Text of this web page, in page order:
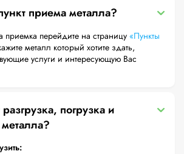
приема металла?
приемка перейдите на страницу «Пункты
металл который хотите здать,
погрузка и